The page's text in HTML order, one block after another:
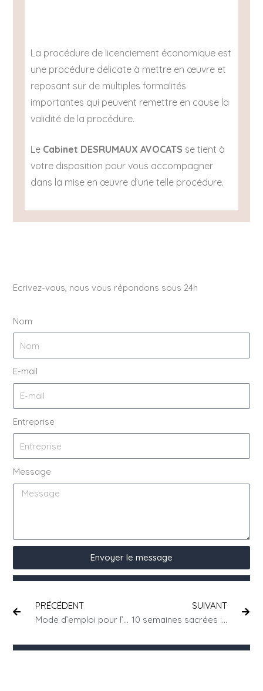
La procédure de licenciement économique est
une procédure délicate à mettre en œuvre et
reposant sur de multiples formalités
importantes qui peuvent remettre en cause la
validité de la procédure.
Le Cabinet DESRUMAUX AVOCATS se tient à
votre disposition pour vous accompagner
dans la mise en œuvre d’une telle procédure.
Ecrivez-vous, nous vous répondons sous 24h
Nom
E-mail
Entreprise
Message
Envoyer le message
PRÉCÉDENT
Mode d’emploi pour l’emploi de personnes en situation de handicap
SUIVANT
10 semaines sacrées : la protection des jeunes papas au travail